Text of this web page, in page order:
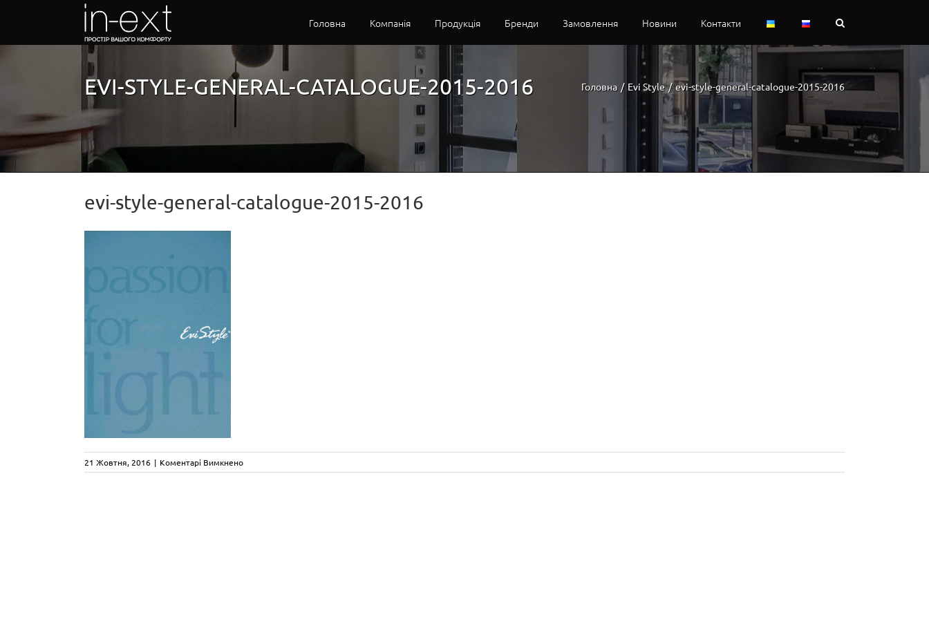
Головна Компанія Продукція Бренди Замовлення Новини Контакти
EVI-STYLE-GENERAL-CATALOGUE-2015-2016 Головна / Evi Style / evi-style-general-catalogue-2015-2016
evi-style-general-catalogue-2015-2016
21 Жовтня, 2016 | Коментарі Вимкненодо
evi-